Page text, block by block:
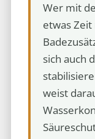
Wer mit
etwas
sich auch
weist